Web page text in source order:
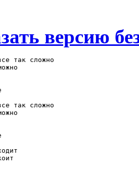
версию
так сложно
так сложно